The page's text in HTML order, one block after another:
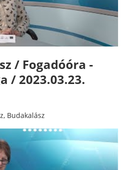
/ Fogadóóra -
/ 2023.03.23.
Budakalász